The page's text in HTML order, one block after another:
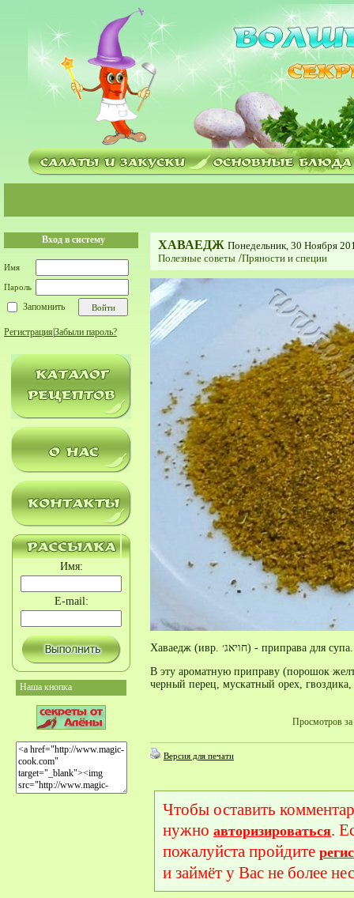
Вход в систему
Имя
Пароль
Запомнить
Регистрация Забыли пароль?
Имя:
E-mail:
Наша кнопка
ХАВАЕДЖ Понедельник, 30 Ноября
Полезные советы /Пряности и специи
Хаваедж (ивр. חויאג׳‎) - приправа для супа.
В эту ароматную приправу (порошок
черный перец, мускатный орех,
Просмотров за
Версия для печати
Чтобы оставить
нужно авторизироваться.
пожалуйста пройдите
и займёт у Вас не более